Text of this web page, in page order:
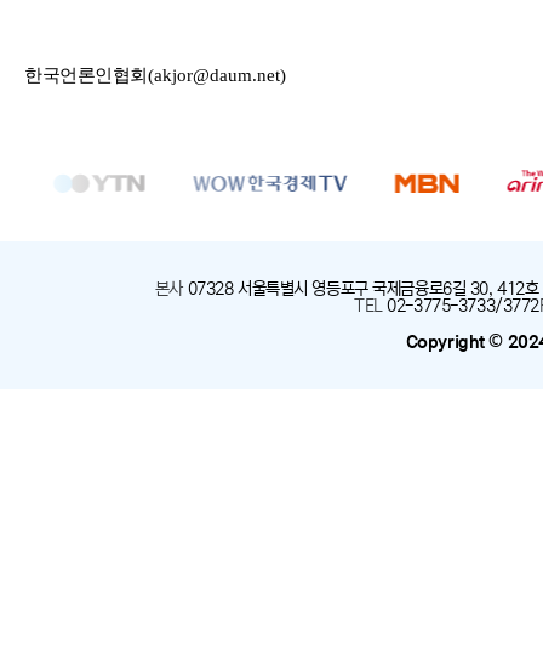
한국언론인협회 (akjor@daum.net)
본사 07328 서울특별시 영등포구 국제금융로6길 30, 412호
TEL
:02-3775-3733/3772
Copyright © 2024